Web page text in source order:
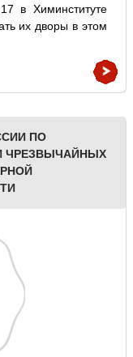
в Химинституте
их дворы в этом
ПО
ЧРЕЗВЫЧАЙНЫХ